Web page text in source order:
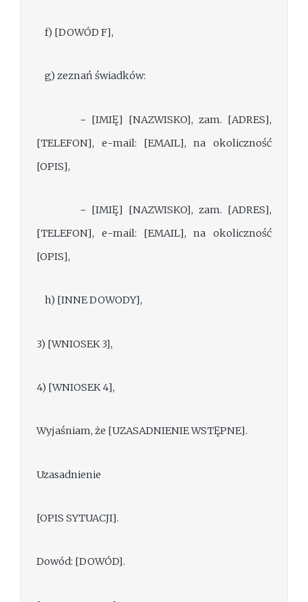
f) [DOWÓD F],
g) zeznań świadków:
− [IMIĘ] [NAZWISKO], zam. [ADRES],
[TELEFON], e-mail: [EMAIL], na okoliczność
[OPIS],
− [IMIĘ] [NAZWISKO], zam. [ADRES],
[TELEFON], e-mail: [EMAIL], na okoliczność
[OPIS],
h) [INNE DOWODY],
3) [WNIOSEK 3],
4) [WNIOSEK 4],
Wyjaśniam, że [UZASADNIENIE WSTĘPNE].
Uzasadnienie
[OPIS SYTUACJI].
Dowód: [DOWÓD].